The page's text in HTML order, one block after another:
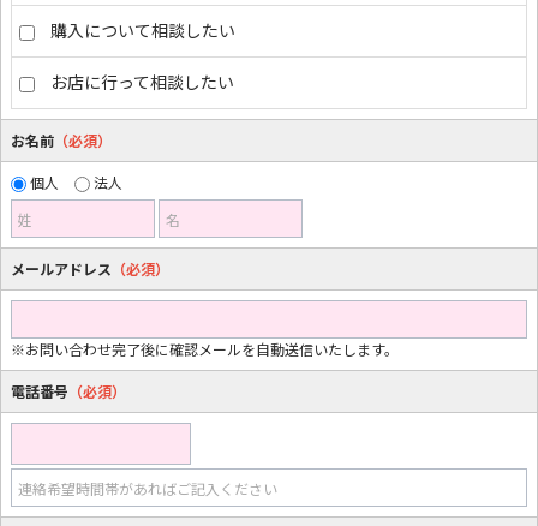
購入について相談したい
お店に行って相談したい
お名前 （必須）
個人
法人
姓
名
メールアドレス （必須）
※お問い合わせ完了後に確認メールを自動送信いたします。
電話番号 （必須）
連絡希望時間帯があればご記入ください